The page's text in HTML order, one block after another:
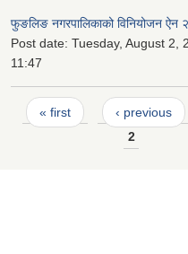
फुङलिङ नगरपालिकाको विनियोजन ऐन
Post date: Tuesday, August 2,
11:47
Pages
« first ‹ previous
2